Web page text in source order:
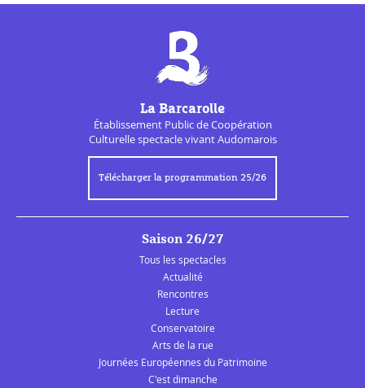
La Barcarolle
Établissement Public deCoopération
Culturellespectacle vivant Audomarois
Télécharger la programmation 25/26
Saison 26/27
Tous les spectacles
Actualité
Rencontres
Lecture
Conservatoire
Arts de la rue
Journées Européennes du Patrimoine
C'est dimanche